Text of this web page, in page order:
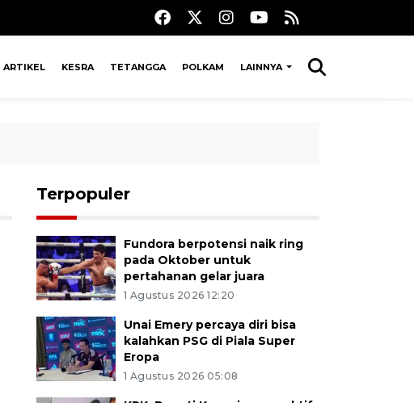
ARTIKEL KESRA TETANGGA POLKAM LAINNYA
Terpopuler
Fundora berpotensi naik ring
pada Oktober untuk
pertahanan gelar juara
1 Agustus 2026 12:20
Unai Emery percaya diri bisa
kalahkan PSG di Piala Super
Eropa
1 Agustus 2026 05:08